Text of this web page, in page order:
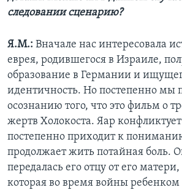
следовании сценарию?
Я.М.: Вначале нас интересовала
еврея, родившегося в Израиле,
образование в Германии и
идентичность. Но постепенно мы
осознанию того, что это фильм о
жертв Холокоста. Яар
постепенно приходит к
продолжает жить потайная боль.
передалась его отцу от его
которая во время войны ребенком